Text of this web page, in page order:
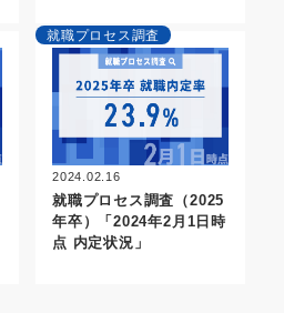
就職プロセス調査
2024.02.16
就職プロセス調査（2025
年卒）「2024年2月1日時
点 内定状況」